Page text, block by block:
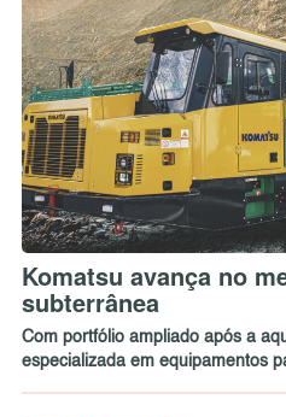
Komatsu avança no
subterrânea
Com portfólio ampliado após a
especializada em equipamentos